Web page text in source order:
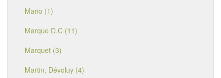
Mario (1)
Marque D.C (11)
Marquet (3)
Martin, Dévoluy (4)